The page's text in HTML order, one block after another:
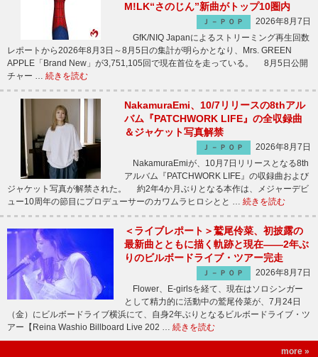
M!LK“さのじん”新曲がトップ10圏内
Ｊ－ＰＯＰ
2026年8月7日
GfK/NIQ Japanによるストリーミング再生回数
レポートから2026年8月3日～8月5日の集計が明らかとなり、Mrs. GREEN
APPLE「Brand New」が3,751,105回で現在首位を走っている。 8月5日公開
チャー … 続きを読む
NakamuraEmi、10/7リリースの8thアル
バム『PATCHWORK LIFE』の全収録曲
＆ジャケット写真解禁
Ｊ－ＰＯＰ
2026年8月7日
NakamuraEmiが、10月7日リリースとなる8th
アルバム『PATCHWORK LIFE』の収録曲および
ジャケット写真が解禁された。 約2年4か月ぶりとなる本作は、メジャーデビ
ュー10周年の節目にプロデューサーのカワムラヒロシとと … 続きを読む
＜ライブレポート＞鷲尾伶菜、初披露の
最新曲とともに描く軌跡と現在――2年ぶ
りのビルボードライブ・ツアー完走
Ｊ－ＰＯＰ
2026年8月7日
Flower、E-girlsを経て、現在はソロシンガー
として精力的に活動中の鷲尾伶菜が、7月24日
（金）にビルボードライブ横浜にて、自身2年ぶりとなるビルボードライブ・ツ
アー【Reina Washio Billboard Live 202 … 続きを読む
more »